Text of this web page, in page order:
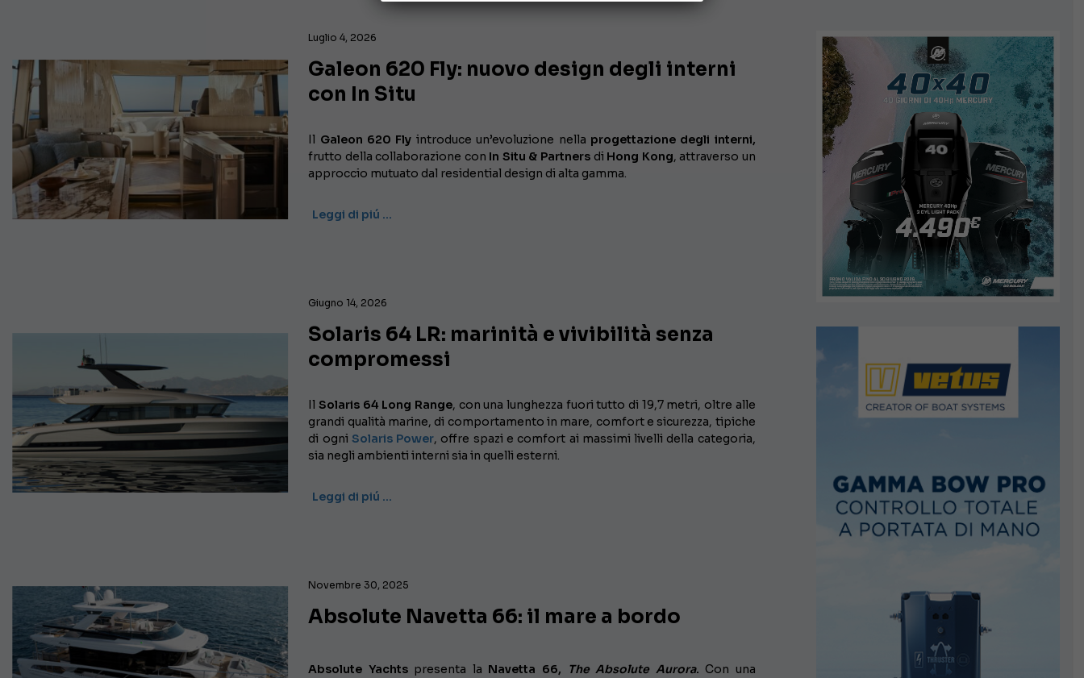
Luglio 4, 2026
Galeon 620 Fly: nuovo design degli interni
con In Situ
Il Galeon 620 Fly introduce un’evoluzione nella progettazione degli interni,
frutto della collaborazione con In Situ & Partners di Hong Kong, attraverso un
approccio mutuato dal residential design di alta gamma.
Leggi di piú …
Giugno 14, 2026
Solaris 64 LR: marinità e vivibilità senza
compromessi
Il Solaris 64 Long Range, con una lunghezza fuori tutto di 19,7 metri, oltre alle
grandi qualità marine, di comportamento in mare, comfort e sicurezza, tipiche
di ogni Solaris Power, offre spazi e comfort ai massimi livelli della categoria,
sia negli ambienti interni sia in quelli esterni.
Leggi di piú …
Novembre 30, 2025
Absolute Navetta 66: il mare a bordo
Absolute Yachtspresenta la Navetta 66, The Absolute Aurora. Con una